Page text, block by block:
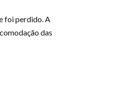
foi perdido. A
das